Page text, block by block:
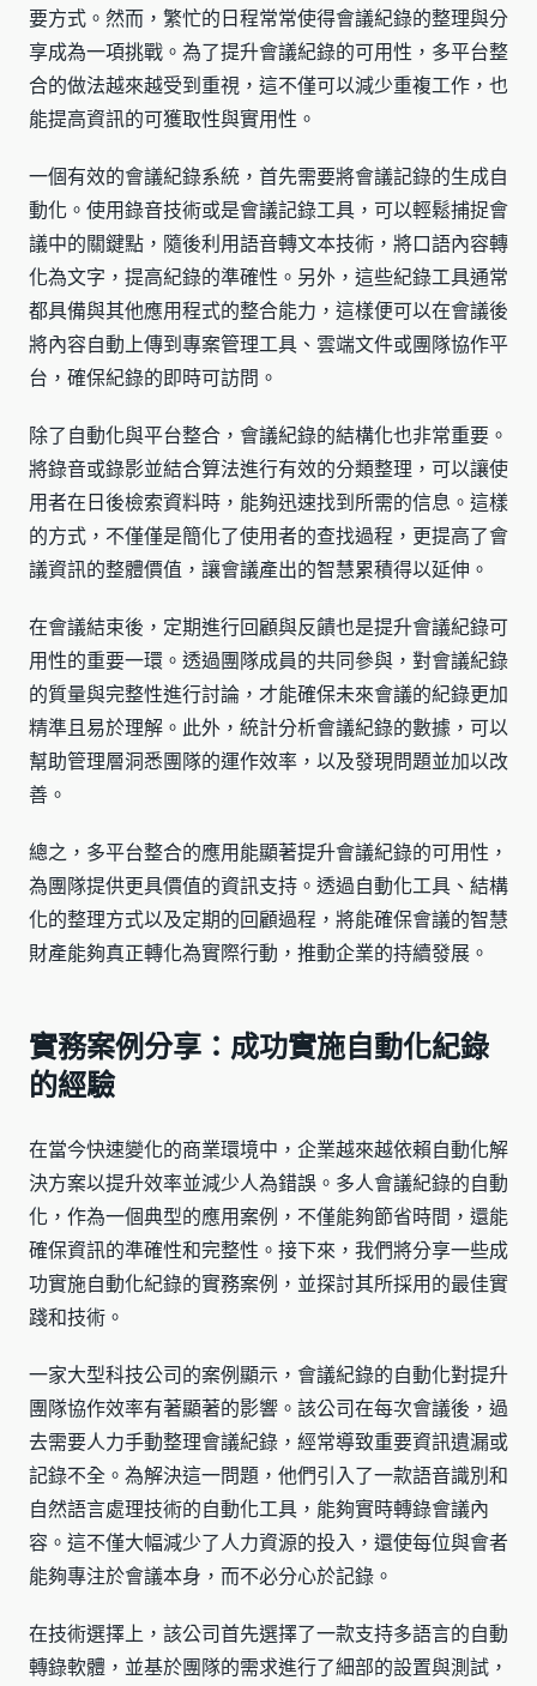
要方式。然而，繁忙的日程常常使得會議紀錄的整理與分
享成為一項挑戰。為了提升會議紀錄的可用性，多平台整
合的做法越來越受到重視，這不僅可以減少重複工作，也
能提高資訊的可獲取性與實用性。
一個有效的會議紀錄系統，首先需要將會議記錄的生成自
動化。使用錄音技術或是會議記錄工具，可以輕鬆捕捉會
議中的關鍵點，隨後利用語音轉文本技術，將口語內容轉
化為文字，提高紀錄的準確性。另外，這些紀錄工具通常
都具備與其他應用程式的整合能力，這樣便可以在會議後
將內容自動上傳到專案管理工具、雲端文件或團隊協作平
台，確保紀錄的即時可訪問。
除了自動化與平台整合，會議紀錄的結構化也非常重要。
將錄音或錄影並結合算法進行有效的分類整理，可以讓使
用者在日後檢索資料時，能夠迅速找到所需的信息。這樣
的方式，不僅僅是簡化了使用者的查找過程，更提高了會
議資訊的整體價值，讓會議產出的智慧累積得以延伸。
在會議結束後，定期進行回顧與反饋也是提升會議紀錄可
用性的重要一環。透過團隊成員的共同參與，對會議紀錄
的質量與完整性進行討論，才能確保未來會議的紀錄更加
精準且易於理解。此外，統計分析會議紀錄的數據，可以
幫助管理層洞悉團隊的運作效率，以及發現問題並加以改
善。
總之，多平台整合的應用能顯著提升會議紀錄的可用性，
為團隊提供更具價值的資訊支持。透過自動化工具、結構
化的整理方式以及定期的回顧過程，將能確保會議的智慧
財產能夠真正轉化為實際行動，推動企業的持續發展。
實務案例分享：成功實施自動化紀錄
的經驗
在當今快速變化的商業環境中，企業越來越依賴自動化解
決方案以提升效率並減少人為錯誤。多人會議紀錄的自動
化，作為一個典型的應用案例，不僅能夠節省時間，還能
確保資訊的準確性和完整性。接下來，我們將分享一些成
功實施自動化紀錄的實務案例，並探討其所採用的最佳實
踐和技術。
一家大型科技公司的案例顯示，會議紀錄的自動化對提升
團隊協作效率有著顯著的影響。該公司在每次會議後，過
去需要人力手動整理會議紀錄，經常導致重要資訊遺漏或
記錄不全。為解決這一問題，他們引入了一款語音識別和
自然語言處理技術的自動化工具，能夠實時轉錄會議內
容。這不僅大幅減少了人力資源的投入，還使每位與會者
能夠專注於會議本身，而不必分心於記錄。
在技術選擇上，該公司首先選擇了一款支持多語言的自動
轉錄軟體，並基於團隊的需求進行了細部的設置與測試，